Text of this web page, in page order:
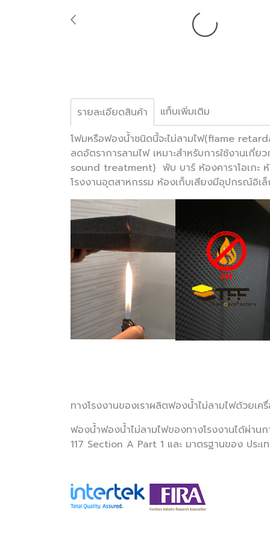
รายละเอียดสินค้า
แท็บเพิ่มเติม
โฟมหรือฟองน้ำชนิดนี้จะไม่ลามไฟ(flame
ลดอัตราการลามไฟ เหมาะสำหรับการใช้งานเ
sound treatment) พับ บาร์ ห้องคาราโอเกะ
โรงงานอุตสาหกรรม ห้องเก็บเสียงมีอุปกรณ์อิ
ทางโรงงานของเราผลิตฟองน้ำไม่ลามไฟด้วย
ฟองน้ำฟองน้ำไม่ลามไฟของทางโรงงานได้ผ่า
117 Section A Part 1 และ มาตรฐานของ ปร